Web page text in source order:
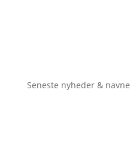
Seneste nyheder & navne